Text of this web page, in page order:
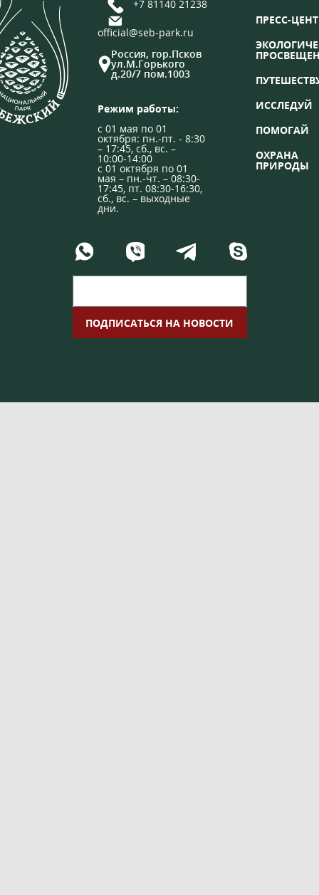
+7 81140 21238
official@seb-park.ru
Россия, гор.Псков
ул.М.Горького
д.20/7 пом.1003
Режим работы:
с 01 мая по 01
октября: пн.-пт. - 8:30
– 17:45, сб., вс. –
10:00-14:00
с 01 октября по 01
мая – пн.-чт. – 08:30-
17:45, пт. 08:30-16:30,
сб., вс. – выходные
дни.
ПРЕСС-
ИССЛЕДУЙ
ПОМОГАЙ
ОХРАНА
ПРИРОДЫ